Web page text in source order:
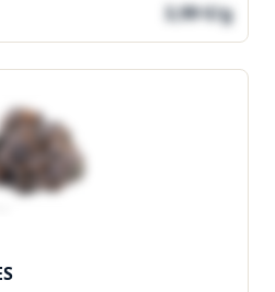
3,99 €/g